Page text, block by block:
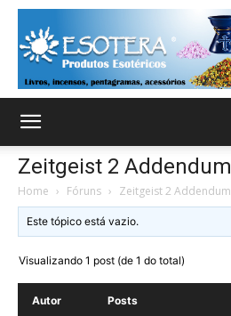
Zeitgeist 2 Addendum
Home › Fóruns › Zeitgeist 2 Addendum
Este tópico está vazio.
Visualizando 1 post (de 1 do total)
Autor Posts